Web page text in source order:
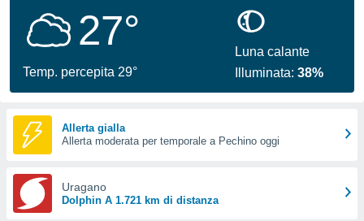
per
le
di
Web
le
27°
Temp. percepita 29°
Luna calante
Illuminata:38%
Allerta gialla
Allerta moderata per temporale a Pechino oggi
Uragano
Dolphin A 1.721 km di distanza